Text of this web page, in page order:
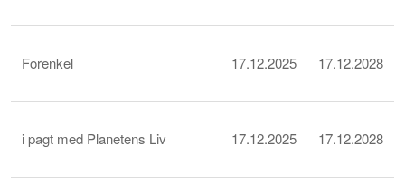
Forenkel 17.12.2025 17.12.2028
i pagt med Planetens Liv 17.12.2025 17.12.2028